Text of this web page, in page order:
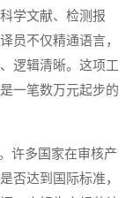
学文献、检测报
员不仅精通语言，
逻辑清晰。这项工
一笔数万元起步的
许多国家在审核产
否达到国际标准，